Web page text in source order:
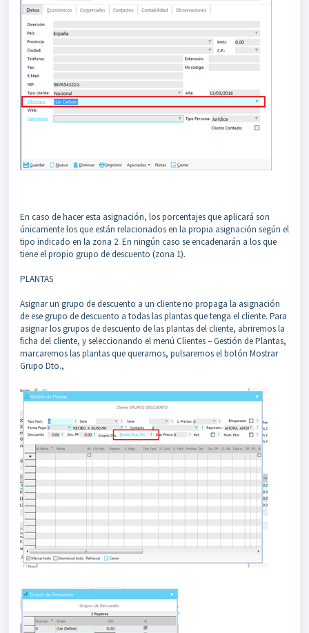
En caso de hacer esta asignación, los porcentajes que aplicará son
únicamente los que están relacionados en la propia asignación según el
tipo indicado en la zona 2. En ningún caso se encadenarán a los que
tiene el propio grupo de descuento (zona 1).
PLANTAS
Asignar un grupo de descuento a un cliente no propaga la asignación
de ese grupo de descuento a todas las plantas que tenga el cliente. Para
asignar los grupos de descuento de las plantas del cliente, abriremos la
ficha del cliente, y seleccionando el menú Clientes – Gestión de Plantas,
marcaremos las plantas que queramos, pulsaremos el botón Mostrar
Grupo Dto.,